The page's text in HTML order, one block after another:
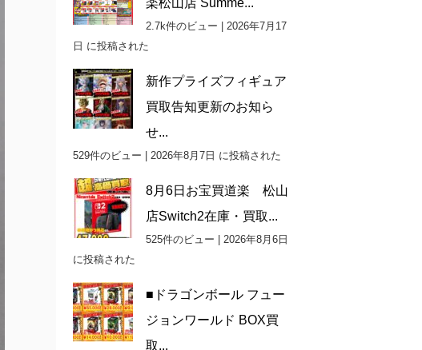
楽松山店 Summe...
2.7k件のビュー
2026年7月17
日 に投稿された
新作プライズフィギュア
買取告知更新のお知ら
せ...
529件のビュー 2026年8月7日 に投稿された
8月6日お宝買道楽 松山
店Switch2在庫・買取...
525件のビュー
2026年8月6日
に投稿された
■ドラゴンボール フュー
ジョンワールド BOX買
取...